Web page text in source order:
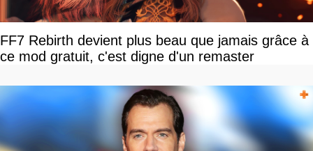
FF7 Rebirth devient plus beau que jamais grâce à
ce mod gratuit, c'est digne d'un remaster